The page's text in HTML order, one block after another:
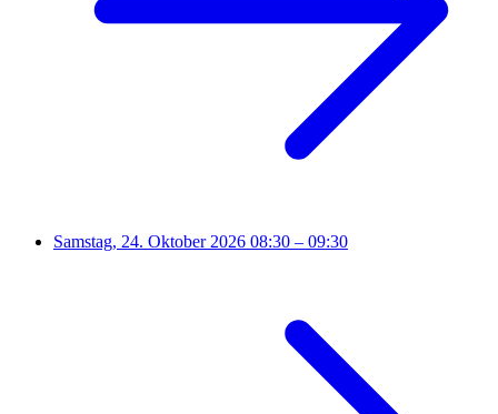
Samstag, 24. Oktober 2026 08:30 – 09:30